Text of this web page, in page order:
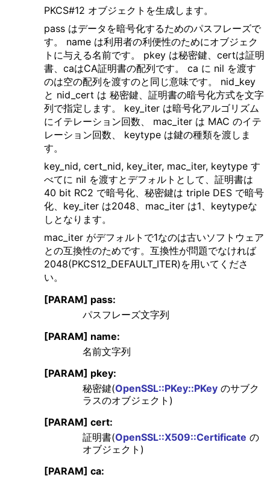
PKCS#12 オブジェクトを生成します。
pass はデータを暗号化するためのパスフレーズで
す。 name は利用者の利便性のためにオブジェク
トに与える名前です。 pkey は秘密鍵、certは証明
書、caはCA証明書の配列です。 ca に nil を渡す
のは空の配列を渡すのと同じ意味です。 nid_key
と nid_cert は 秘密鍵、証明書の暗号化方式を文字
列で指定します。 key_iter は暗号化アルゴリズム
にイテレーション回数、 mac_iter は MAC のイテ
レーション回数、 keytype は鍵の種類を渡しま
す。
key_nid, cert_nid, key_iter, mac_iter, keytype す
べてに nil を渡すとデフォルトとして、証明書は
40 bit RC2 で暗号化、秘密鍵は triple DES で暗号
化、key_iter は2048、mac_iter は1、keytypeな
しとなります。
mac_iter がデフォルトで1なのは古いソフトウェア
との互換性のためです。互換性が問題でなければ
2048(PKCS12_DEFAULT_ITER)を用いてくださ
い。
[PARAM] pass:
パスフレーズ文字列
[PARAM] name:
名前文字列
[PARAM] pkey:
秘密鍵(OpenSSL::PKey::PKeyのサブク
ラスのオブジェクト)
[PARAM] cert:
証明書(OpenSSL::X509::Certificate の
オブジェクト)
[PARAM] ca: